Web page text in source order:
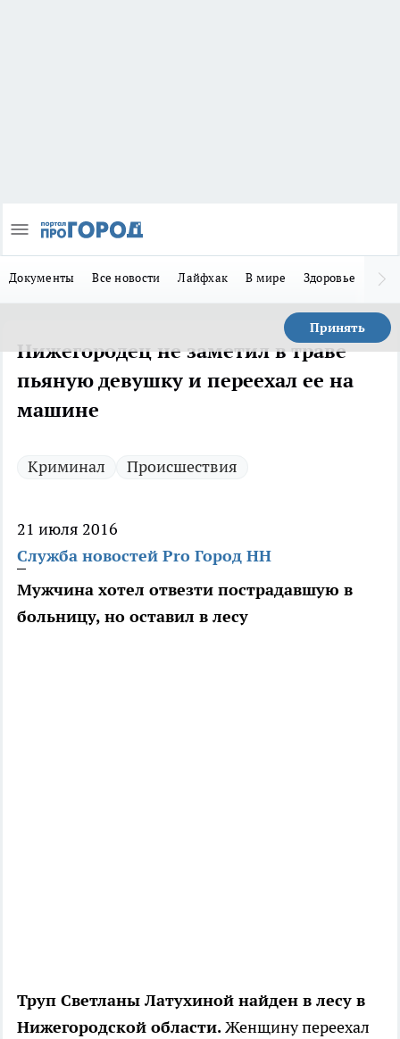
Документы Все новости Лайфхак В мире Здоровье
Принять
Нижегородец не заметил в траве
пьяную девушку и переехал ее на
машине
Криминал Происшествия
21 июля 2016
Служба новостей Pro Город НН
Мужчина хотел отвезти пострадавшую в
больницу, но оставил в лесу
Труп Светланы Латухиной найден в лесу в
Нижегородской области.Женщину переехал